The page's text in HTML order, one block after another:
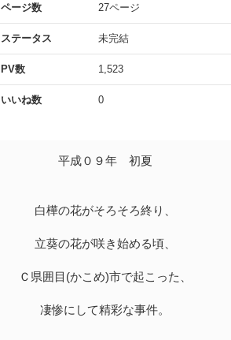
ページ数 27ページ
ステータス 未完結
PV数 1,523
いいね数 0
平成０９年 初夏
白樺の花がそろそろ終り、
立葵の花が咲き始める頃、
Ｃ県囲目(かこめ)市で起こった、
凄惨にして精彩な事件。